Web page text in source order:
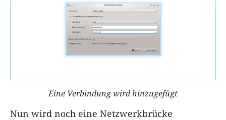
Eine Verbindung wird hinzugefügt
Nun wird noch eine Netzwerkbrücke